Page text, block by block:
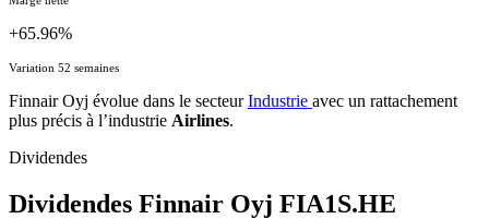
+65.96%
Variation 52 semaines
Finnair Oyj évolue dans le secteurIndustrie avec un rattachement
plus précis à l’industrie Airlines.
Dividendes
Dividendes Finnair Oyj FIA1S.HE